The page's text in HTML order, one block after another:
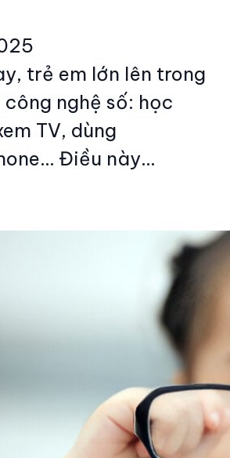
trẻ em lớn lên trong
nghệ số: học
TV, dùng
Điều này…